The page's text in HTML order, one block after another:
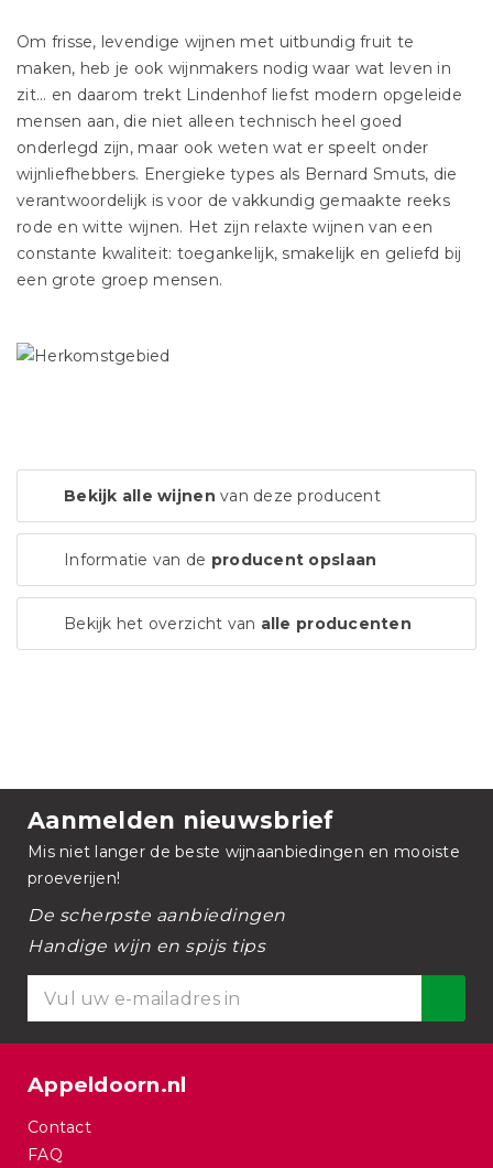
Om frisse, levendige wijnen met uitbundig fruit te
maken, heb je ook wijnmakers nodig waar wat leven in
zit... en daarom trekt Lindenhof liefst modern opgeleide
mensen aan, die niet alleen technisch heel goed
onderlegd zijn, maar ook weten wat er speelt onder
wijnliefhebbers. Energieke types als Bernard Smuts, die
verantwoordelijk is voor de vakkundig gemaakte reeks
rode en witte wijnen. Het zijn relaxte wijnen van een
constante kwaliteit: toegankelijk, smakelijk en geliefd bij
een grote groep mensen.
Bekijk alle wijnen van deze producent
Informatie van de producent opslaan
Bekijk het overzicht van alle producenten
Aanmelden nieuwsbrief
Mis niet langer de beste wijnaanbiedingen en mooiste
proeverijen!
De scherpste aanbiedingen
Handige wijn en spijs tips
Appeldoorn.nl
Contact
FAQ